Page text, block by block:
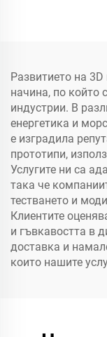
Развитието на
начина, по който
индустрии. В
енергетика и
е изградила
прототипи,
Услугите ни са
така че
тестването и
Клиентите
и гъвкавостта в
доставка и
които нашите